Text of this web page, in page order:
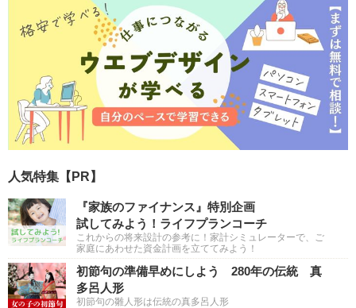
人気特集【PR】
『家族のファイナンス』特別企画
試してみよう！ライフプランコーチ
これからの将来設計の参考に！家計シミュレーターで、ご
家庭にあわせた資金計画を立ててみよう！
初節句の準備早めにしよう 280年の伝統 真
多呂人形
初節句の雛人形は伝統の真多呂人形